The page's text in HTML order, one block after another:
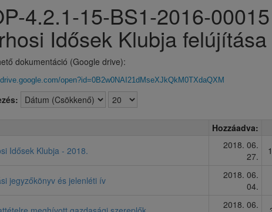
4.2.1-15-BS1-2016-
Idősek Klubja felújítása
dokumentáció (Google drive):
open?id=0B2w0NAI21dMseXJkQkM0TXdaQXM
Hozzáadva:
Idősek Klubja - 2018.
2018. 06.
27.
jegyzőkönyv és jelenléti ív
2018. 06.
04.
2018. 06.